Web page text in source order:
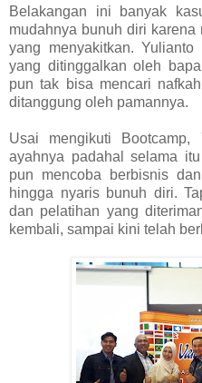
Belakangan ini banyak
mudahnya bunuh diri
yang menyakitkan. Yulianto
yang ditinggalkan oleh
pun tak bisa mencari
ditanggung oleh pamannya.
Usai mengikuti Bootcamp,
ayahnya padahal selama
pun mencoba berbisnis
hingga nyaris bunuh diri.
dan pelatihan yang
kembali, sampai kini telah